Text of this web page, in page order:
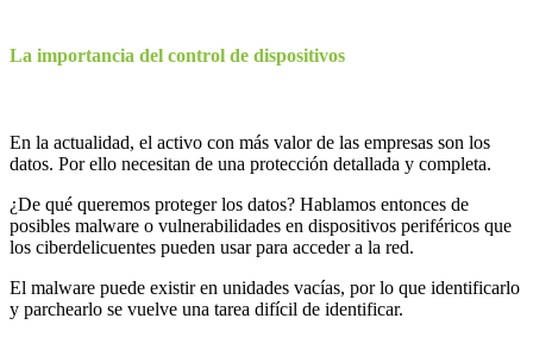
La importancia del control de dispositivos
En la actualidad, el activo con más valor de las empresas son los
datos. Por ello necesitan de una protección detallada y completa.
¿De qué queremos proteger los datos? Hablamos entonces de
posibles malware o vulnerabilidades en dispositivos periféricos que
los ciberdelicuentes pueden usar para acceder a la red.
El malware puede existir en unidades vacías, por lo que identificarlo
y parchearlo se vuelve una tarea difícil de identificar.